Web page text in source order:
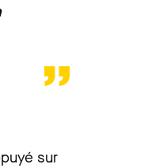
sur